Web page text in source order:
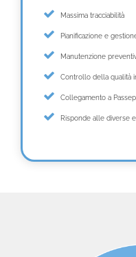
Massima tracciabilità
Pianificazione e
Manutenzione
Controllo della qualità
Collegamento a
Risponde alle diverse